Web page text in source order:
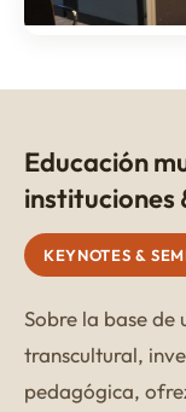
Educación
instituciones
KEYNOTES &
Sobre la base de
transcultural,
pedagógica,